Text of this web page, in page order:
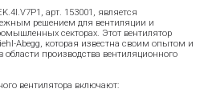
арт. 153001, является
решением для вентиляции и
секторах. Этот вентилятор
Abegg, которая известна своим опытом и
производства вентиляционного
вентилятора включают: